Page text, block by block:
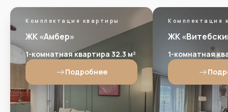
Комплектация квартиры
ЖК «Амбер»
1-комнатная квартира 32.3 м²
Подробнее
Комплектация
ЖК
1-комнатная